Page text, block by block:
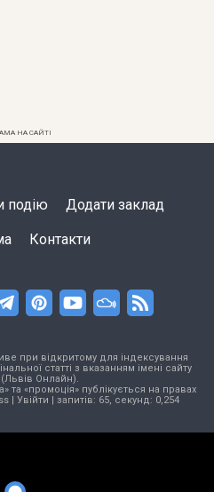
НА САЙТІ
подію Додати заклад
Контакти
при відкритому для індексування
статті з вказанням імені сайту
(Львів Онлайн).
та «промоція» публікується на правах
| Увійти | запитів: 65, секунд: 0,254